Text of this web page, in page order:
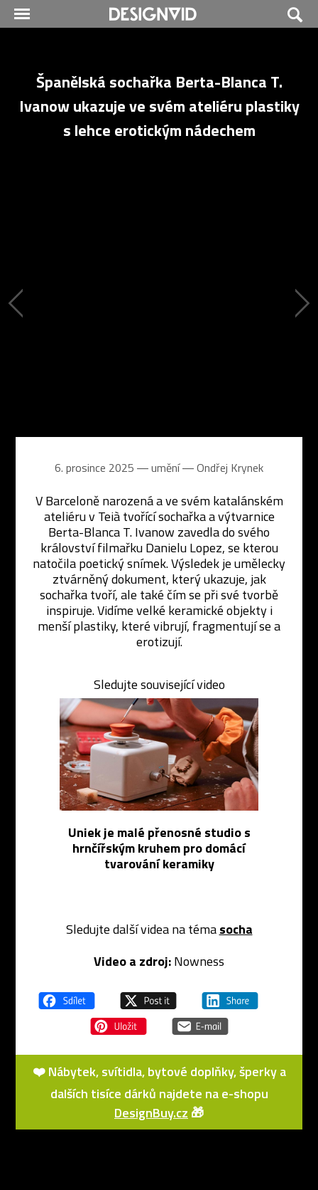
Španělská sochařka Berta-Blanca T.
Ivanow ukazuje ve svém ateliéru plastiky
s lehce erotickým nádechem
6. prosince 2025 ― umění ―Ondřej Krynek
V Barceloně narozená a ve svém katalánském
ateliéru v Teià tvořící sochařka a výtvarnice
Berta-Blanca T. Ivanow zavedla do svého
království filmařku Danielu Lopez, se kterou
natočila poetický snímek. Výsledek je umělecky
ztvárněný dokument, který ukazuje, jak
sochařka tvoří, ale také čím se při své tvorbě
inspiruje. Vidíme velké keramické objekty i
menší plastiky, které vibrují, fragmentují se a
erotizují.
Sledujte související video
Uniek je malé přenosné studio s
hrnčířským kruhem pro domácí
tvarování keramiky
Sledujte další videa na témasocha
Video a zdroj:Nowness
❤️ Nábytek, svítidla, bytové doplňky, šperky a
dalších tisíce dárků najdete na e-shopu
DesignBuy.cz 🎁